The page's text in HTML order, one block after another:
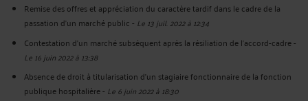
Remise des offres et appréciation du caractère tardif dans le cadre de la
passation d'un marché public- Le 13 juil. 2022 à 12:34
Contestation d'un marché subséquent après la résiliation de l'accord-cadre-
Le 16 juin 2022 à 13:38
Absence de droit à titularisation d'un stagiaire fonctionnaire de la fonction
publique hospitalière- Le 6 juin 2022 à 18:30